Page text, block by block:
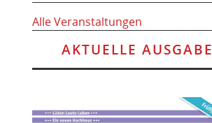
Alle Veranstaltungen
AKTUELLE AUSGABE